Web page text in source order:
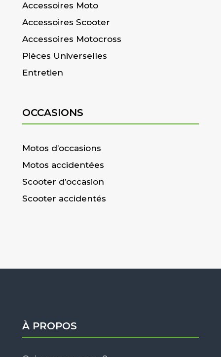
Accessoires Moto
Accessoires Scooter
Accessoires Motocross
Pièces Universelles
Entretien
OCCASIONS
Motos d’occasions
Motos accidentées
Scooter d’occasion
Scooter accidentés
À PROPOS